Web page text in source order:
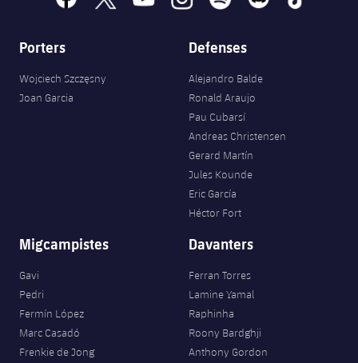
Porters
Wojciech Szczęsny
Joan Garcia
Defenses
Alejandro Balde
Ronald Araujo
Pau Cubarsí
Andreas Christensen
Gerard Martín
Jules Kounde
Eric García
Héctor Fort
Migcampistes
Gavi
Pedri
Fermín López
Marc Casadó
Frenkie de Jong
Davanters
Ferran Torres
Lamine Yamal
Raphinha
Roony Bardghji
Anthony Gordon